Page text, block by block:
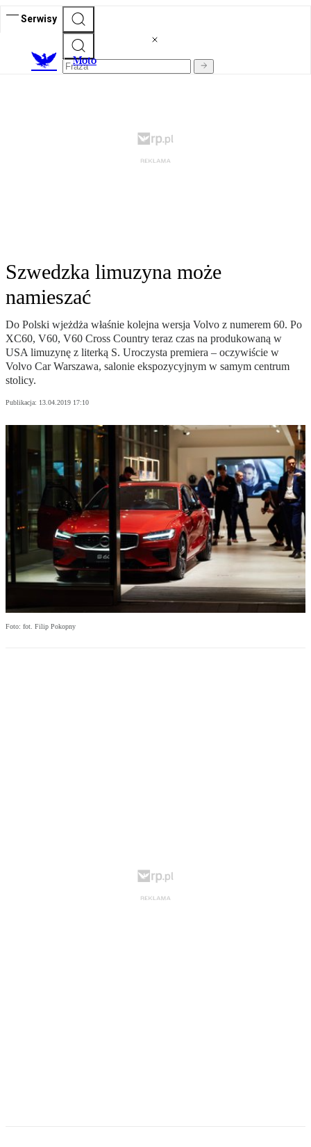
Serwisy
Moto
Szwedzka limuzyna może
namieszać
Do Polski wjeżdża właśnie kolejna wersja Volvo z numerem 60. Po
XC60, V60, V60 Cross Country teraz czas na produkowaną w
USA limuzynę z literką S. Uroczysta premiera – oczywiście w
Volvo Car Warszawa, salonie ekspozycyjnym w samym centrum
stolicy.
Publikacja: 13.04.2019 17:10
Foto: fot. Filip Pokopny